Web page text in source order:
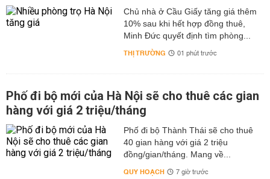
Chủ nhà ở Cầu Giấy tăng giá thêm
10% sau khi hết hợp đồng thuê,
Minh Đức quyết định tìm phòng...
THỊ TRƯỜNG 01 phút trước
Phố đi bộ mới của Hà Nội sẽ cho thuê các gian
hàng với giá 2 triệu/tháng
Phố đi bộ Thành Thái sẽ cho thuê
40 gian hàng với giá 2 triệu
đồng/gian/tháng. Mang về...
QUY HOẠCH 7 giờ trước